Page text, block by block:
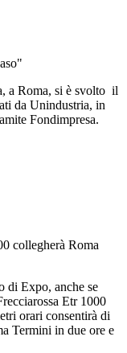
a Roma, si è svolto il
da Unindustria, in
Fondimpresa.
collegherà Roma
di Expo, anche se
Etr 1000
orari consentirà di
Termini in due ore e